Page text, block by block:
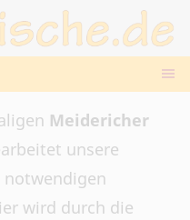
Meidericher
unsere
wird durch die